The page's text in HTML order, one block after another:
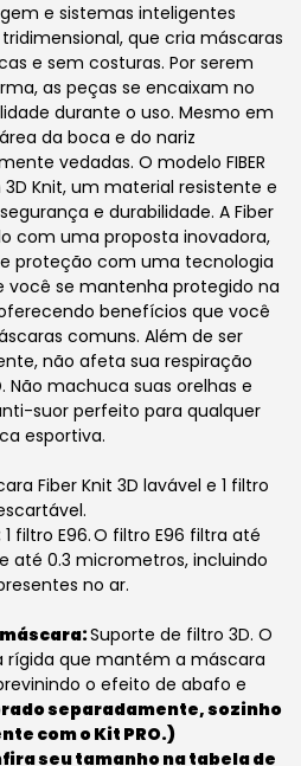
e sistemas inteligentes
que cria máscaras
e sem costuras. Por serem
as peças se encaixam no
durante o uso. Mesmo em
da boca e do nariz
vedadas. O modelo FIBER
Knit, um material resistente e
e durabilidade. A Fiber
com uma proposta inovadora,
proteção com uma tecnologia
você se mantenha protegido na
benefícios que você
comuns. Além de ser
não afeta sua respiração
Não machuca suas orelhas e
suor perfeito para qualquer
esportiva.
Fiber Knit 3D lavável e 1 filtro
1 filtro E96.O filtro E96 filtra até
até 0.3 micrometros, incluindo
no ar.
Suporte de filtro 3D. O
rígida que mantém a máscara
o efeito de abafo e
separadamente, sozinho
com o Kit PRO.)
seu tamanho na tabela de